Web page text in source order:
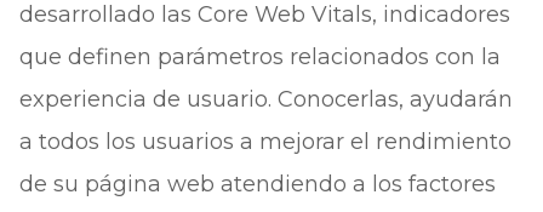
desarrollado las Core Web Vitals, indicadores
que definen parámetros relacionados con la
experiencia de usuario. Conocerlas, ayudarán
a todos los usuarios a mejorar el rendimiento
de su página web atendiendo a los factores